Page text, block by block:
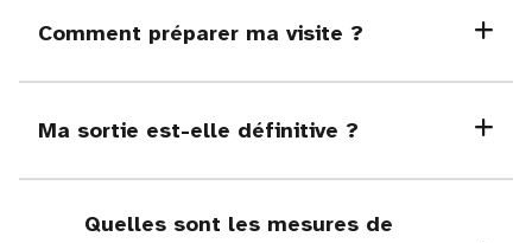
Comment préparer ma visite ?
Ma sortie est-elle définitive ?
Quelles sont les mesures de